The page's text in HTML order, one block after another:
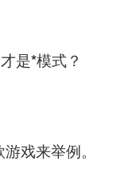
是*模式？
戏来举例。